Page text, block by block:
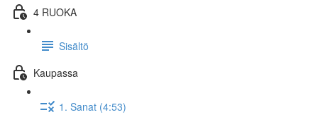
4 RUOKA
Sisältö
Kaupassa
1. Sanat (4:53)